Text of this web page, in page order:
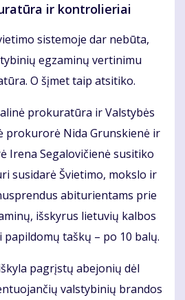
ir kontrolieriai
sistemoje dar nebūta,
egzaminų vertinimu
O šįmet taip atsitiko.
prokuratūra ir Valstybės
prokurorė Nida Grunskienė ir
Irena Segalovičienė susitiko
susidarė Švietimo, mokslo ir
abiturientams prie
išskyrus lietuvių kalbos
taškų – po 10 balų.
pagrįstų abejonių dėl
valstybinių brandos